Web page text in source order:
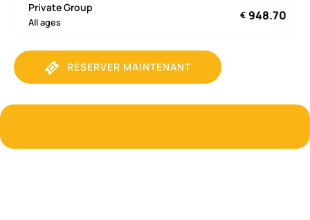
Private Group
All ages
€ 948.70
RÉSERVER MAINTENANT